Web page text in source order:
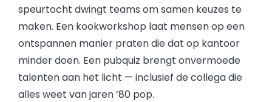
speurtocht dwingt teams om samen keuzes te
maken. Een kookworkshop laat mensen op een
ontspannen manier praten die dat op kantoor
minder doen. Een pubquiz brengt onvermoede
talenten aan het licht — inclusief de collega die
alles weet van jaren ’80 pop.